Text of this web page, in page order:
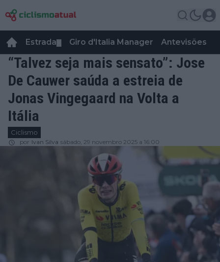
Estrada Giro d'Italia Manager Antevisões
“Talvez seja mais sensato”: Jose
De Cauwer saúda a estreia de
Jonas Vingegaard na Volta a
Itália
Ciclismo
por Ivan Silva sábado, 29 novembro 2025 a 16:00